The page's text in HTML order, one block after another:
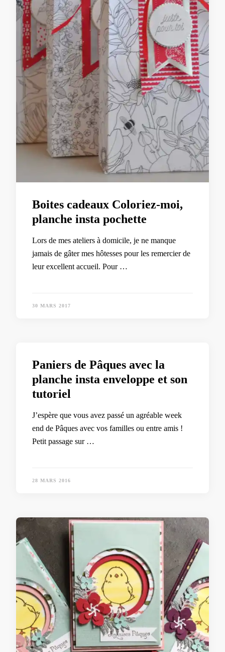
Boites cadeaux Coloriez-moi,
planche insta pochette
Lors de mes ateliers à domicile, je ne manque
jamais de gâter mes hôtesses pour les remercier de
leur excellent accueil. Pour …
30 MARS 2017
Paniers de Pâques avec la
planche insta enveloppe et son
tutoriel
J’espère que vous avez passé un agréable week
end de Pâques avec vos familles ou entre amis !
Petit passage sur …
28 MARS 2016